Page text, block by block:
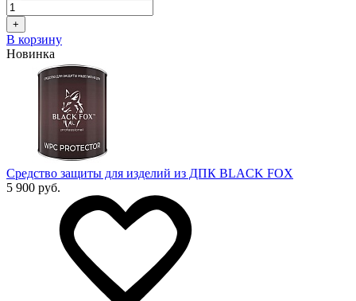
+
В корзину
Новинка
Средство защиты для изделий из ДПК BLACK FOX
5 900 руб.